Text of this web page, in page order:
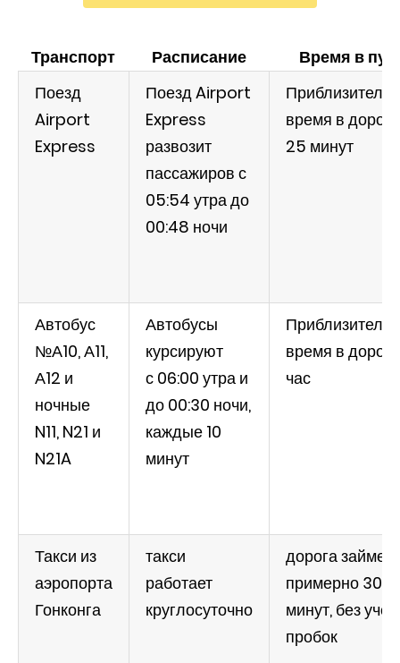
Транспорт Расписание
Время в
Поезд
Airport
Express
Поезд Airport
Express
развозит
пассажиров с
05:54 утра до
00:48 ночи
время в дороге
25 минут
Автобус
№А10, А11,
А12 и
ночные
N11, N21 и
N21A
Автобусы
курсируют
с 06:00 утра и
до 00:30 ночи,
каждые 10
минут
время в
час
Такси из
аэропорта
Гонконга
такси
работает
круглосуточно
дорога займет
примерно 30
минут, без
пробок